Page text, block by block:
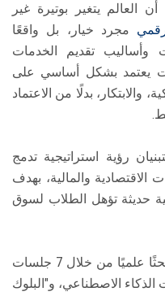
العالم يتغير بوتيرة غير
مجرد خيار، بل واقعًا
وأساليب تقديم الخدمات
يعتمد بشكل أساسي على
والابتكار، بدلًا من الاعتماد
رؤية استراتيجية تدمج
الاقتصادية والمالية، بهدف
حديثة تؤهل الطلاب لسوق
كما لفت إلى أن المؤتمر ناقش 66 بحثًا علميًا من خلال 7 جلسات
الاصطناعي، و"البلوك